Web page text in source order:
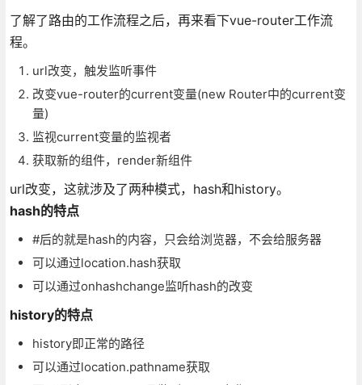
了解了路由的工作流程之后，再来看下vue-router工作流
程。
url改变，触发监听事件
改变vue-router的current变量(new Router中的current变
量)
监视current变量的监视者
获取新的组件，render新组件
url改变，这就涉及了两种模式，hash和history。
hash的特点
#后的就是hash的内容，只会给浏览器，不会给服务器
可以通过location.hash获取
可以通过onhashchange监听hash的改变
history的特点
history即正常的路径
可以通过location.pathname获取